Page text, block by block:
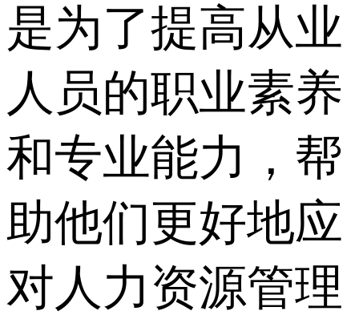
是为了提高从业
人员的职业素养
和专业能力，帮
助他们更好地应
对人力资源管理